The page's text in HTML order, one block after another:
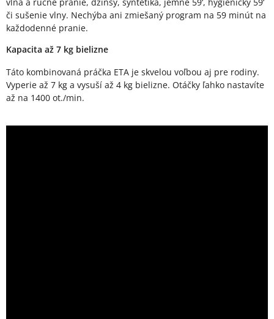
či sušenie vlny. Nechýba ani zmiešaný program na 59 minút na
každodenné pranie.
Kapacita až 7 kg bielizne
Táto kombinovaná práčka ETA je skvelou voľbou aj pre rodiny.
Vyperie až 7 kg a vysuší až 4 kg bielizne. Otáčky ľahko nastavíte
až na 1400 ot./min.